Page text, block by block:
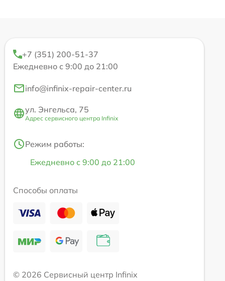
+7 (351) 200-51-37
Ежедневно с 9:00 до 21:00
info@infinix-repair-center.ru
ул. Энгельса, 75
Адрес сервисного центра Infinix
Режим работы:
Ежедневно с 9:00 до 21:00
Способы оплаты
© 2026 Сервисный центр Infinix